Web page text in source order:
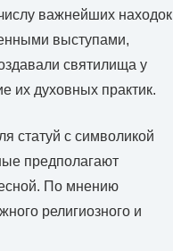
важнейших находок
выступами,
святилища у
их духовных практик.
статуй с символикой
предполагают
По мнению
религиозного и